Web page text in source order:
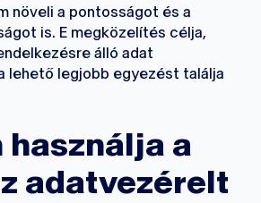
növeli a pontosságot és a
is. E megközelítés célja,
álló adat
lehető legjobb egyezést találja
használja a
adatvezérelt